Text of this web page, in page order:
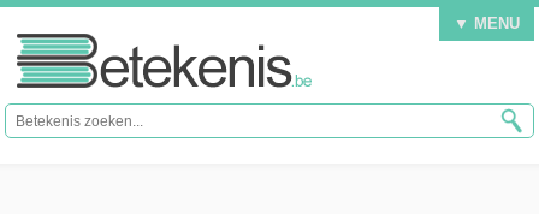
▼ MENU